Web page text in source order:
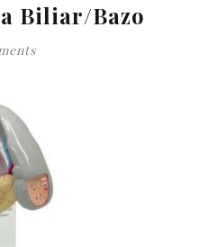
Biliar/Bazo